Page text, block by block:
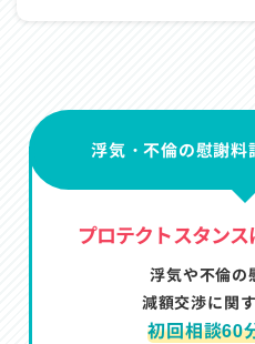
浮気・不倫の慰謝料
プロテクトスタンス
浮気や不倫の
減額交渉に関
初回相談60